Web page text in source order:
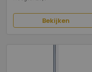
Bekijken